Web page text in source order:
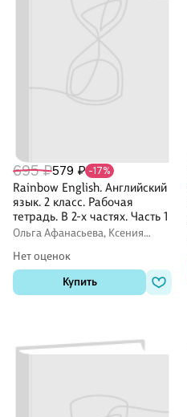
695 ₽579 ₽ -17%
Rainbow English. Английский
язык. 2 класс. Рабочая
тетрадь. В 2-х частях. Часть 1
Ольга Афанасьева, Ксения
Нет оценок
Купить